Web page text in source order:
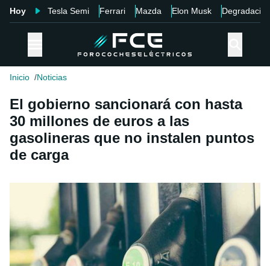
Hoy Tesla Semi Ferrari Mazda Elon Musk Degradación
Inicio Noticias
El gobierno sancionará con hasta
30 millones de euros a las
gasolineras que no instalen puntos
de carga